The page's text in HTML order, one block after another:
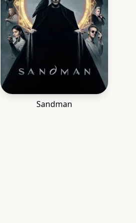
Sandman